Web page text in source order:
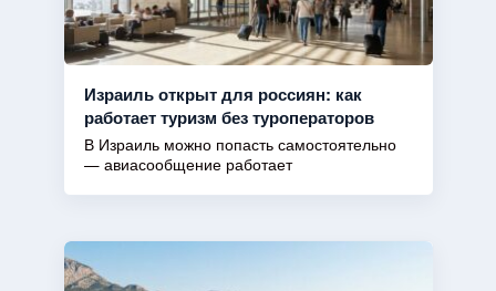
Израиль открыт для россиян: как
работает туризм без туроператоров
В Израиль можно попасть самостоятельно
— авиасообщение работает